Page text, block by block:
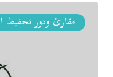
مقارئ ودور تحفيظ